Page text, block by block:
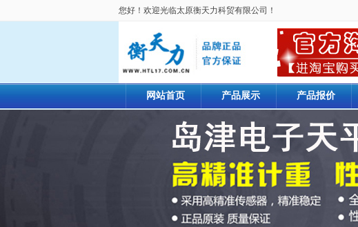
您好！欢迎光临太原衡天力科贸有限公司！
网站首页 产品展示 产品报价